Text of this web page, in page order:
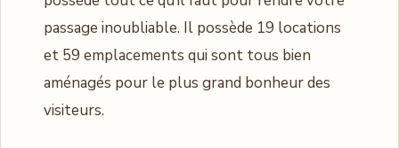
passage inoubliable. Il possède 19 locations
et 59 emplacements qui sont tous bien
aménagés pour le plus grand bonheur des
visiteurs.